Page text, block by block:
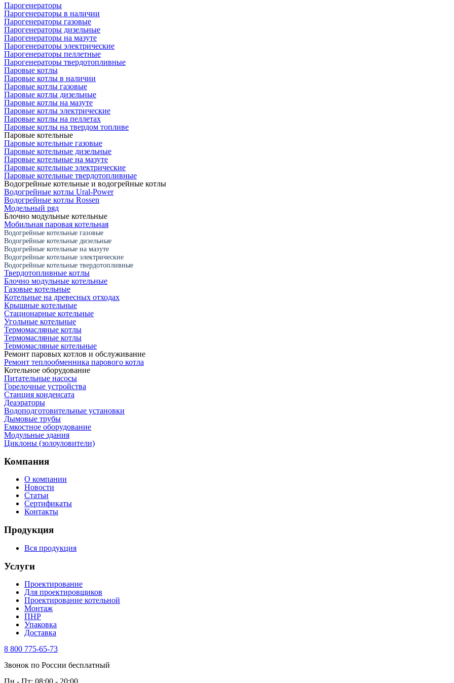
Парогенераторы
Парогенераторы в наличии
Парогенераторы газовые
Парогенераторы дизельные
Парогенераторы на мазуте
Парогенераторы электрические
Парогенераторы пеллетные
Парогенераторы твердотопливные
Паровые котлы
Паровые котлы в наличии
Паровые котлы газовые
Паровые котлы дизельные
Паровые котлы на мазуте
Паровые котлы электрические
Паровые котлы на пеллетах
Паровые котлы на твердом топливе
Паровые котельные
Паровые котельные газовые
Паровые котельные дизельные
Паровые котельные на мазуте
Паровые котельные электрические
Паровые котельные твердотопливные
Водогрейные котельные и водогрейные котлы
Водогрейные котлы Ural-Power
Водогрейные котлы Rossen
Модельный ряд
Блочно модульные котельные
Мобильная паровая котельная
Водогрейные котельные газовые
Водогрейные котельные дизельные
Водогрейные котельные на мазуте
Водогрейные котельные электрические
Водогрейные котельные твердотопливные
Твердотопливные котлы
Блочно модульные котельные
Газовые котельные
Котельные на древесных отходах
Крышные котельные
Стационарные котельные
Угольные котельные
Термомасляные котлы
Термомасляные котлы
Термомасляные котельные
Ремонт паровых котлов и обслуживание
Ремонт теплообменника парового котла
Котельное оборудование
Питательные насосы
Горелочные устройства
Станция конденсата
Деаэраторы
Водоподготовительные установки
Дымовые трубы
Емкостное оборудование
Mодульные здания
Циклоны (золоуловители)
Компания
О компании
Новости
Статьи
Сертификаты
Контакты
Продукция
Вся продукция
Услуги
Проектирование
Для проектировщиков
Проектирование котельной
Монтаж
ПНР
Упаковка
Доставка
8 800 775-65-73
Звонок по России бесплатный